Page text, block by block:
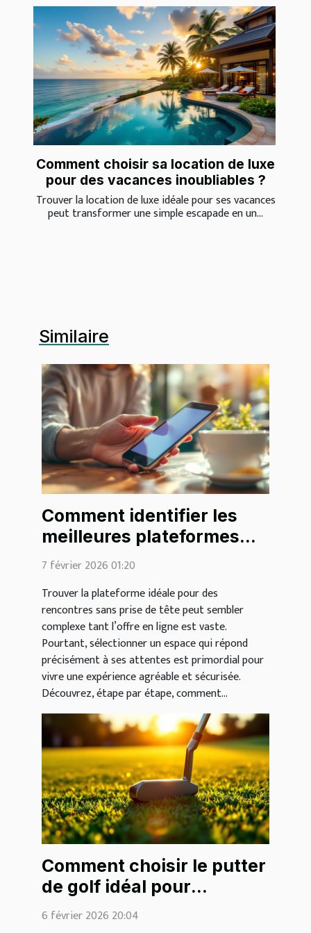
Comment choisir sa location de luxe
pour des vacances inoubliables ?
Trouver la location de luxe idéale pour ses vacances
peut transformer une simple escapade en un...
Similaire
Comment identifier les
meilleures plateformes
pour des rencontres
7 février 2026 01:20
Trouver la plateforme idéale pour des
rencontres sans prise de tête peut sembler
complexe tant l’offre en ligne est vaste.
Pourtant, sélectionner un espace qui répond
précisément à ses attentes est primordial pour
vivre une expérience agréable et sécurisée.
Découvrez, étape par étape, comment...
Comment choisir le putter
de golf idéal pour
améliorer votre jeu ?
6 février 2026 20:04